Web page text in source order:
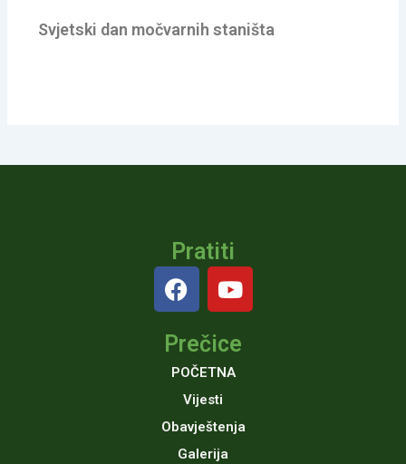
Svjetski dan močvarnih staništa
Pratiti
F
a
e
b
o
o
k
Y
o
t
u
Prečice
POČETNA
Vijesti
Obavještenja
Galerija